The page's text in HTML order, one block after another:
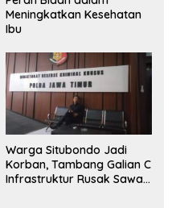
Meningkatkan Kesehatan
Ibu
Warga Situbondo Jadi
Korban, Tambang Galian C
Infrastruktur Rusak Sawah